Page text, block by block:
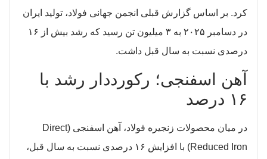
کرد. بر اساس گزارش قبلی انجمن جهانی فولاد، تولید ایران
در دسامبر ۲۰۲۵ به ۳ میلیون تن رسید که رشد بیش از ۱۶
درصدی نسبت به سال قبل داشت.
آهن اسفنجی؛ رکورددار رشد با
۱۶ درصد
در میان محصولات زنجیره فولاد، آهن اسفنجی (Direct
Reduced Iron) با افزایش ۱۶ درصدی نسبت به سال قبل،